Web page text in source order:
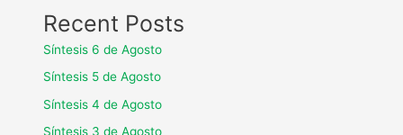
Recent Posts
Síntesis 6 de Agosto
Síntesis 5 de Agosto
Síntesis 4 de Agosto
Síntesis 3 de Agosto